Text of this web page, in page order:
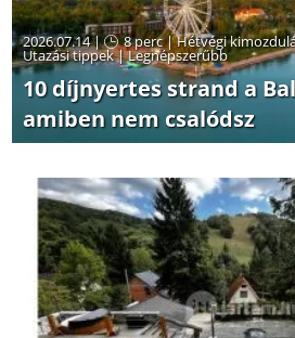
2026.07.14 | 8 perc|Hétvégi
Utazási tippek|Legnépszerűbb
10 díjnyertes strand a
amiben nem csalódsz